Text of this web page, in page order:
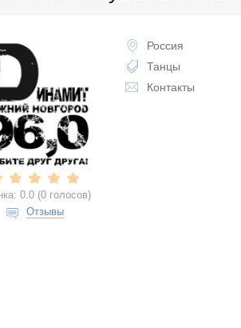
0.0 (0 голосов)
Отзывы
Россия
Танцы
Контакты